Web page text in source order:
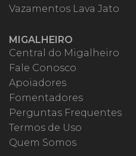
Vazamentos Lava Jato
MIGALHEIRO
Central do Migalheiro
Fale Conosco
Apoiadores
Fomentadores
Perguntas Frequentes
Termos de Uso
Quem Somos